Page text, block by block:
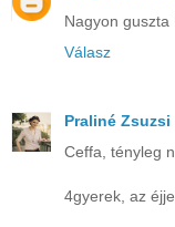
Nagyon guszta
Válasz
Praliné Zsuzsi
Ceffa, tényleg
4gyerek, az